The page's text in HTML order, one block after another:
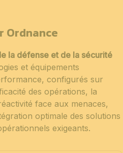
Ordnance
la défense et de la sécurité
et équipements
configurés sur
des opérations, la
face aux menaces,
optimale des solutions
exigeants.